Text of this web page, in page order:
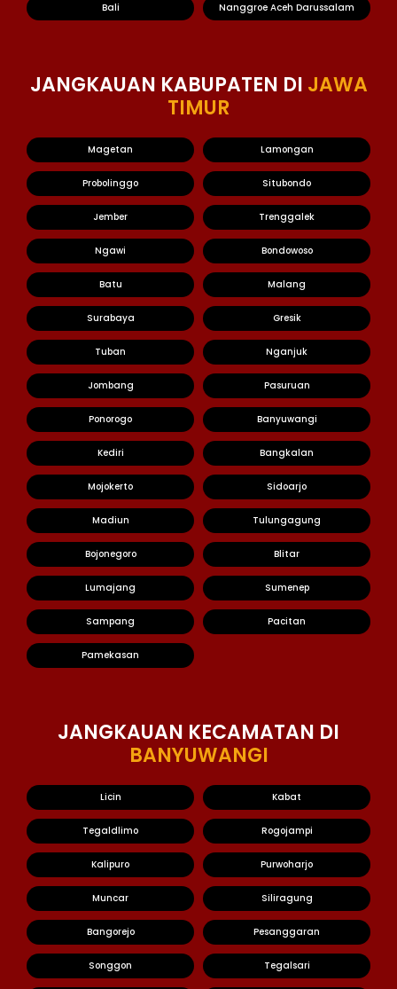
Bali Nanggroe Aceh Darussalam
JANGKAUAN KABUPATEN DI JAWA
TIMUR
Magetan Lamongan
Probolinggo Situbondo
Jember Trenggalek
Ngawi Bondowoso
Batu Malang
Surabaya Gresik
Tuban Nganjuk
Jombang Pasuruan
Ponorogo Banyuwangi
Kediri Bangkalan
Mojokerto Sidoarjo
Madiun Tulungagung
Bojonegoro Blitar
Lumajang Sumenep
Sampang Pacitan
Pamekasan
JANGKAUAN KECAMATAN DI
BANYUWANGI
Licin Kabat
Tegaldlimo Rogojampi
Kalipuro Purwoharjo
Muncar Siliragung
Bangorejo Pesanggaran
Songgon Tegalsari